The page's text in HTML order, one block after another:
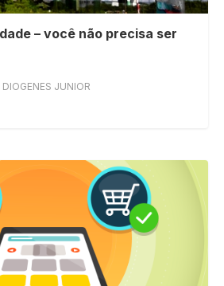
– você não precisa ser
JUNIOR